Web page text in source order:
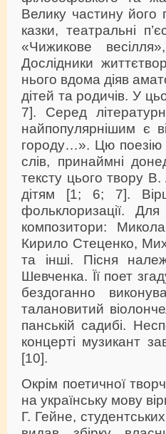
Велику частину його
казки, театральні
«Чижикове
Дослідники
нього вдома діяв
дітей та родичів. У
7]. Серед
найпопулярнішим є
городу…». Цю поезію
слів, принаймні
тексту цього твору
дітям [1; 6; 7].
фольклоризації.
композитори:
Кирило Стеценко,
та інші. Пісня
Шевченка. Її поет
бездоганно
талановитий
панській садибі.
концерті музикант
[10].
Окрім поетичної
на українську мову
Г. Гейне,